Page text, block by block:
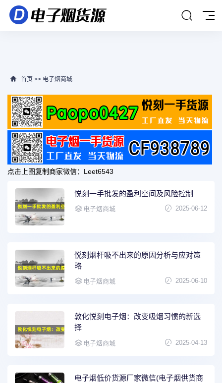
首页 >> 电子烟商城
点击上图复制商家微信： Leet6543
悦刻一手批发的盈利空间及风险控制
电子烟商城 2025-06-12
悦刻烟杆吸不出来的原因分析与应对策
略
电子烟商城 2025-06-10
敦化悦刻电子烟：改变吸烟习惯的新选
择
电子烟商城 2025-04-13
电子烟低价货源厂家微信(电子烟供货商